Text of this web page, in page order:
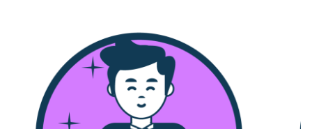
Publer. Gli sviluppatori possono scrivere script che
spingono o tirano i dati da Publer, gestiscono i trigger e
personalizzano ogni dettaglio. Tuttavia, per i non
sviluppatori, strumenti come Zapier, Make, n8n o Pabbly